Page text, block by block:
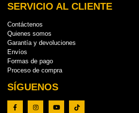
SERVICIO AL CLIENTE
Contáctenos
Quienes somos
Garantía y devoluciones
Envíos
Formas de pago
Proceso de compra
SÍGUENOS